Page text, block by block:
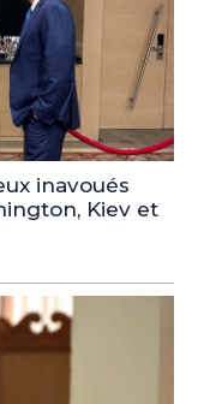
inavoués
Kiev et